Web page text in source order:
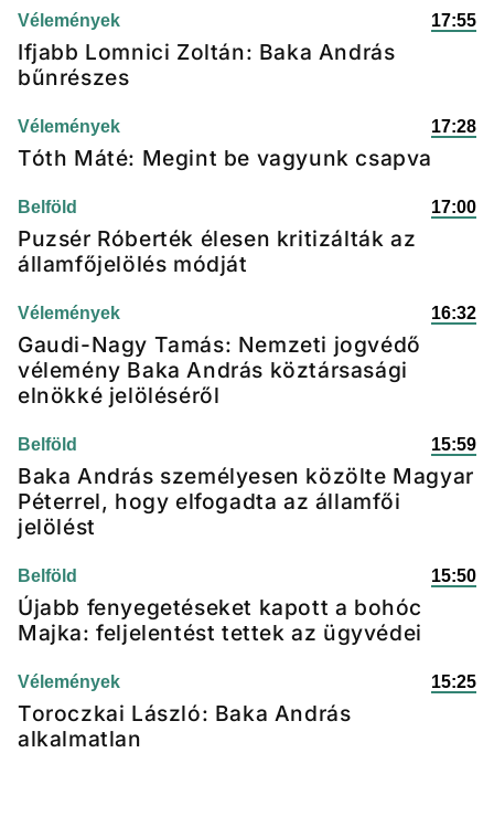
Vélemények 17:55
Ifjabb Lomnici Zoltán: Baka András
bűnrészes
Vélemények 17:28
Tóth Máté: Megint be vagyunk csapva
Belföld 17:00
Puzsér Róberték élesen kritizálták az
államfőjelölés módját
Vélemények 16:32
Gaudi-Nagy Tamás: Nemzeti jogvédő
vélemény Baka András köztársasági
elnökké jelöléséről
Belföld 15:59
Baka András személyesen közölte Magyar
Péterrel, hogy elfogadta az államfői
jelölést
Belföld 15:50
Újabb fenyegetéseket kapott a bohóc
Majka: feljelentést tettek az ügyvédei
Vélemények 15:25
Toroczkai László: Baka András
alkalmatlan